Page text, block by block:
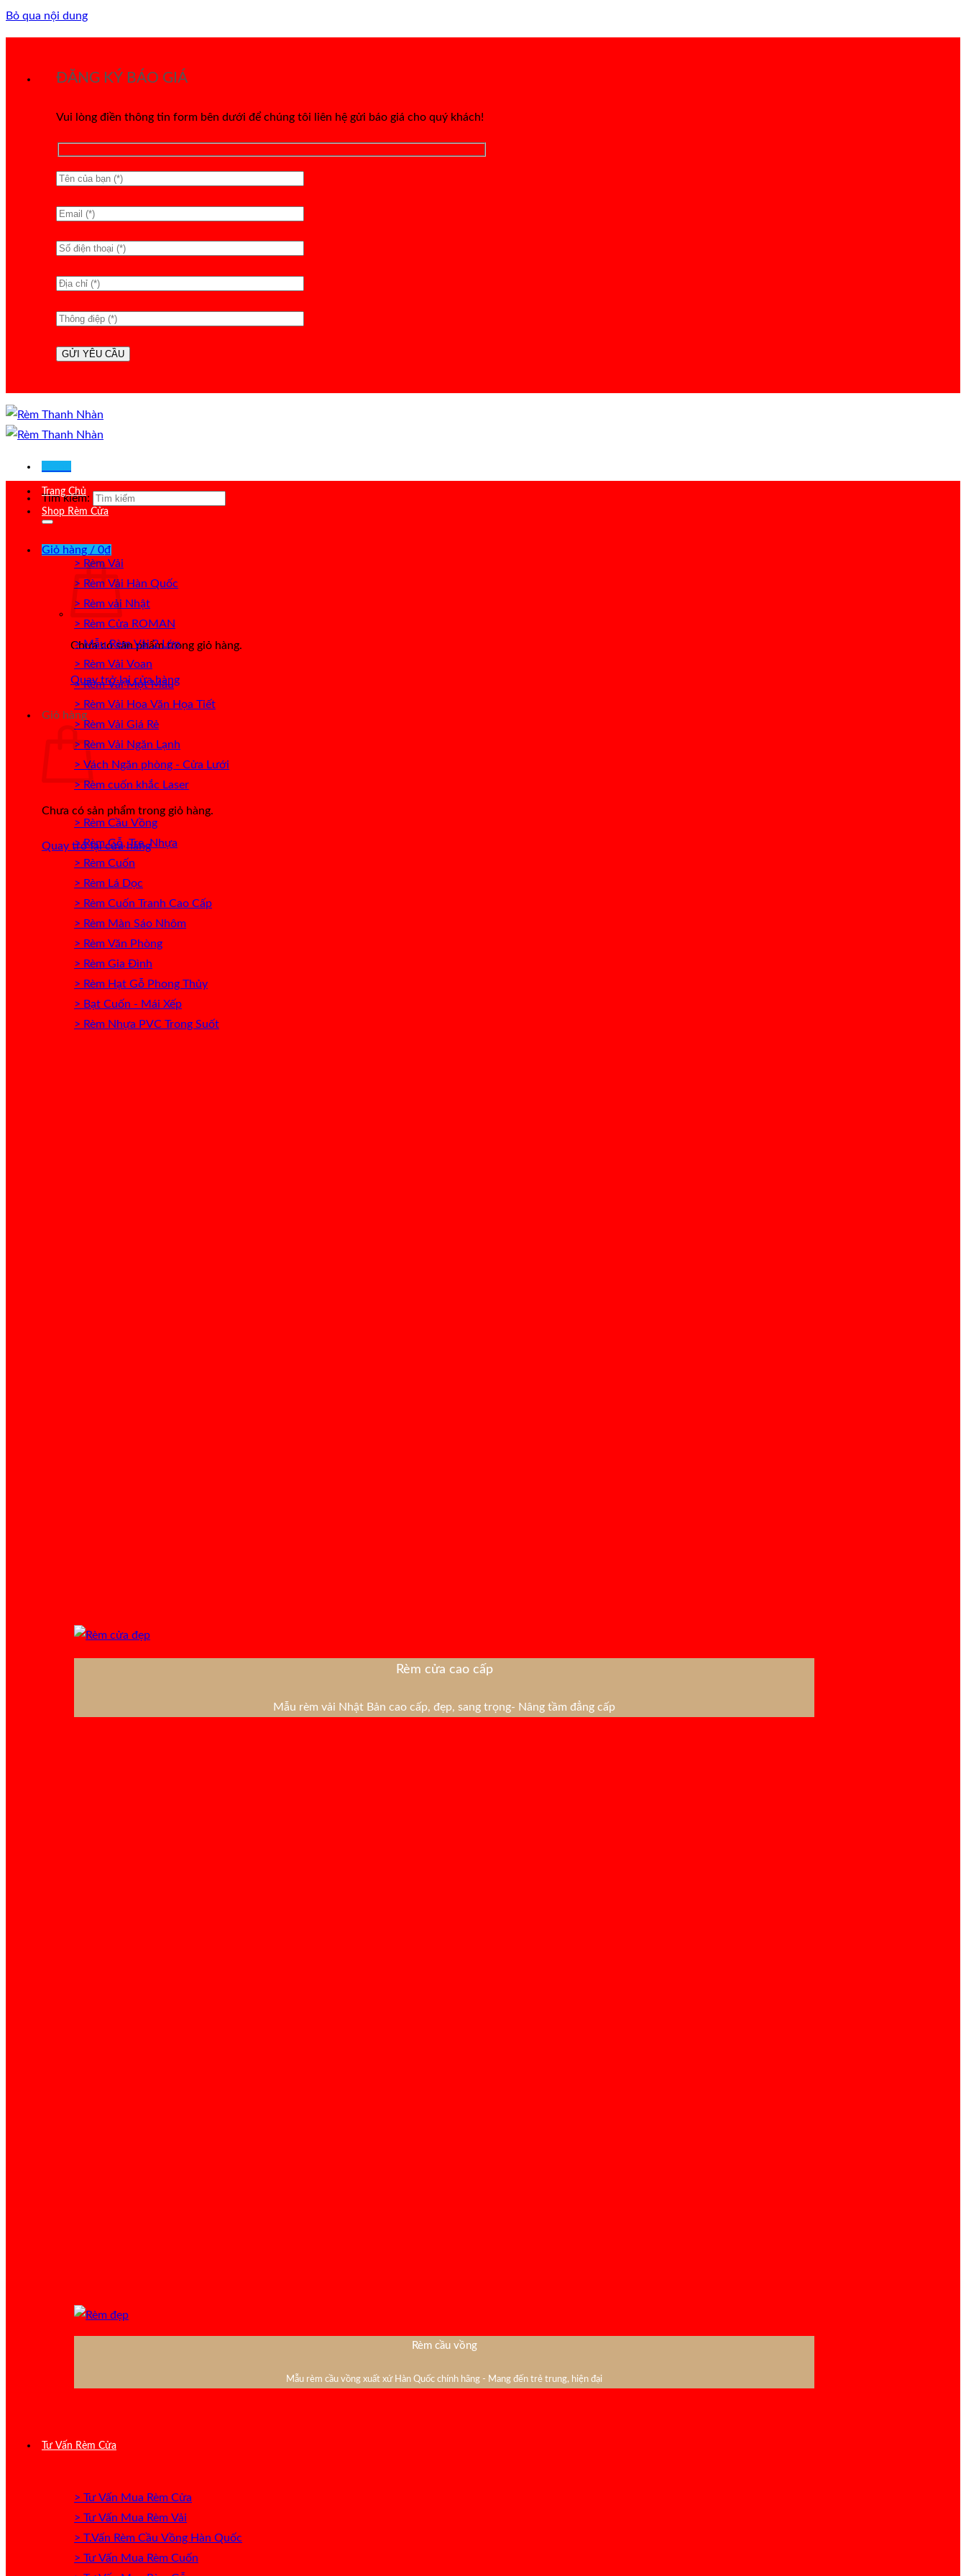
Bỏ qua nội dung
ĐĂNG KÝ BÁO GIÁ
Vui lòng điền thông tin form bên dưới để chúng tôi liên hệ gửi báo giá cho quý khách!
Tìm kiếm:
Giỏ hàng / 0₫
Chưa có sản phẩm trong giỏ hàng.
Quay trở lại cửa hàng
Giỏ hàng
Chưa có sản phẩm trong giỏ hàng.
Quay trở lại cửa hàng
Trang Chủ
Shop Rèm Cửa
> Rèm Vải
> Rèm Vải Hàn Quốc
> Rèm vải Nhật
> Rèm Cửa ROMAN
> Mẫu Rèm Vải 2 Lớp
> Rèm Vải Voan
> Rèm Vải Một Màu
> Rèm Vải Hoa Văn Họa Tiết
> Rèm Vải Giá Rẻ
> Rèm Vải Ngăn Lạnh
> Vách Ngăn phòng - Cửa Lưới
> Rèm cuốn khắc Laser
> Rèm Cầu Vồng
> Rèm Gỗ, Tre, Nhựa
> Rèm Cuốn
> Rèm Lá Dọc
> Rèm Cuốn Tranh Cao Cấp
> Rèm Màn Sáo Nhôm
> Rèm Văn Phòng
> Rèm Gia Đình
> Rèm Hạt Gỗ Phong Thủy
> Bạt Cuốn - Mái Xếp
> Rèm Nhựa PVC Trong Suốt
Rèm cửa cao cấp
Mẫu rèm vải Nhật Bản cao cấp, đẹp, sang trọng- Nâng tầm đẳng cấp
Rèm cầu vồng
Mẫu rèm cầu vồng xuất xứ Hàn Quốc chính hãng - Mang đến trẻ trung, hiện đại
Tư Vấn Rèm Cửa
> Tư Vấn Mua Rèm Cửa
> Tư Vấn Mua Rèm Vải
> T.Vấn Rèm Cầu Vồng Hàn Quốc
> Tư Vấn Mua Rèm Cuốn